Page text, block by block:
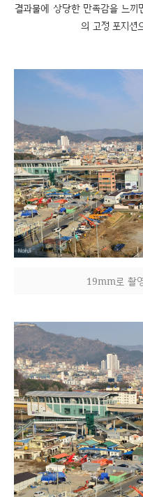
결과물에 상당한 만족감을 느끼
의 고정 포지션
19mm로 촬